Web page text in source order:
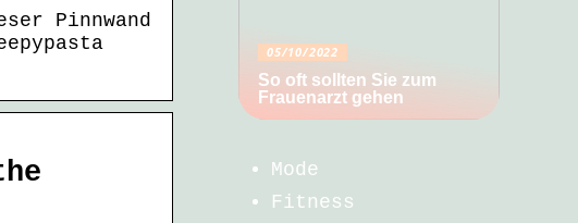
Pinnwand
05/10/2022
So oft sollten Sie zum
Frauenarzt gehen
Mode
Fitness